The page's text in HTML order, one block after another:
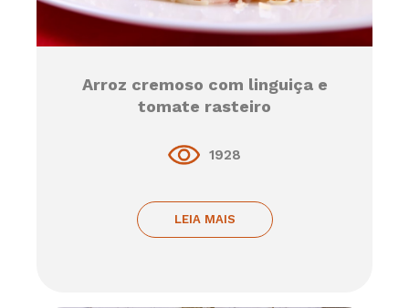
Arroz cremoso com linguiça e
tomate rasteiro
1928
LEIA MAIS